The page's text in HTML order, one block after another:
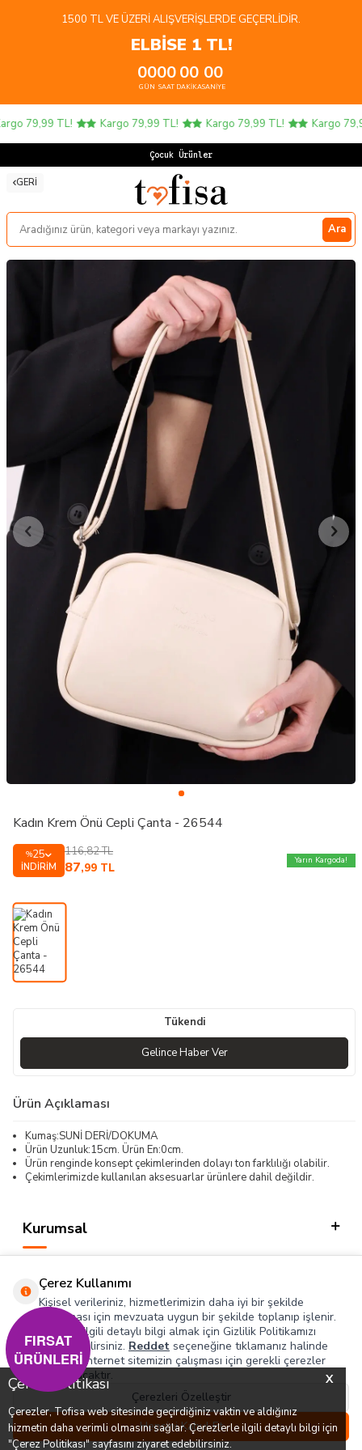
X
Çerez Politikası
Çerezler, Tofisa web sitesinde geçirdiğiniz vaktin ve aldığınız
hizmetin daha verimli olmasını sağlar. Çerezlerle ilgili detaylı bilgi için
"Çerez Politikası" sayfasını ziyaret edebilirsiniz.
1500 TL VE ÜZERI ALIŞVERIŞLERDE GEÇERLIDIR.
ELBİSE 1 TL!
00
GÜN
00
SAAT
00
DAKIKA
00
SANIYE
79,99 TL! Kargo 79,99 TL! Kargo 79,99 TL! Kargo
Çocuk Ürünlerin
GERI
Ara
Menü
0
Favorilerim Hesabım Sepetim
Kadın Krem Önü Cepli Çanta - 26544
%25
İNDIRIM
116,82TL
87,99 TL
Yarın Kargoda!
Tükendi
Gelince Haber Ver
Ürün Açıklaması
Kumaş:SUNİ DERİ/DOKUMA
Ürün Uzunluk:15cm. Ürün En:0cm.
Ürün renginde konsept çekimlerinden dolayı ton farklılığı olabilir.
Çekimlerimizde kullanılan aksesuarlar ürünlere dahil değildir.
Kurumsal
Hızlı Erişim
Sosyal
Adres & İletişim
T-SOFT
Çerez Kullanımı
Kişisel verileriniz, hizmetlerimizin daha iyi bir şekilde
sunulması için mevzuata uygun bir şekilde toplanıp işlenir.
Konuyla ilgili detaylı bilgi almak için Gizlilik Politikamızı
inceleyebilirsiniz. Reddet seçeneğine tıklamanız halinde
yalnızca internet sitemizin çalışması için gerekli çerezler
kullanılacaktır.
Çerezleri Özelleştir
Hepsini Kabul Et
FIRSAT
ÜRÜNLERİ